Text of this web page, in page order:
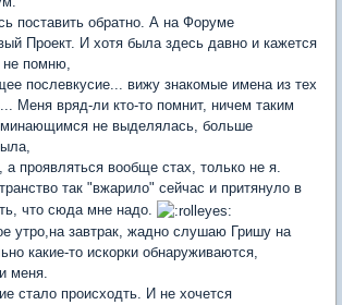
поставить обратно. А на Форуме
Проект. И хотя была здесь давно и кажется
не помню,
послевкусие... вижу знакомые имена из тех
Меня вряд-ли кто-то помнит, ничем таким
не выделялась, больше
а проявляться вообще стах, только не я.
так "вжарило" сейчас и притянуло в
что сюда мне надо.
утро,на завтрак, жадно слушаю Гришу на
какие-то искорки обнаруживаются,
меня.
стало происходть. И не хочется